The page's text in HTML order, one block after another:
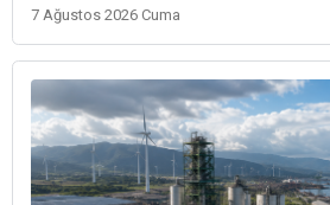
7 Ağustos 2026 Cuma